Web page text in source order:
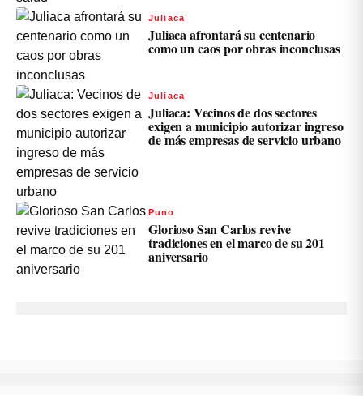
Juliaca
Juliaca afrontará su centenario
como un caos por obras inconclusas
Juliaca
Juliaca: Vecinos de dos sectores
exigen a municipio autorizar ingreso
de más empresas de servicio urbano
Puno
Glorioso San Carlos revive
tradiciones en el marco de su 201
aniversario